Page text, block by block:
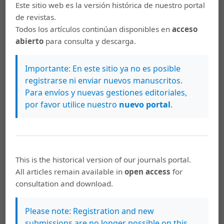
Daniel Camacho Monge,
VULNERABLES Y DERECHOS HUMANOS ,Revista
de Ciencias Sociales: Núm. 177 (2022):
Daniel Camacho Monge,TENDENCIAS EN
EDUCACIÓN: RETOS Y OPORTUNIDADES PARA LA
SOCIEDAD,Revista de Ciencias Sociales: Núm.
Daniel Camacho Monge,
EL DEBATE SOBRE LOS
MOVIMIENTOS SOCIALES AQUÍ Y AHORA
DESMANTELAMIENTO DEL ESTADO DE
Este sitio web es la versión histórica de nuestro portal
de revistas.
Todos los artículos continúan disponibles enacceso
abierto para consulta y descarga.
Importante: En este sitio ya no es posible
registrarse ni enviar nuevos manuscritos.
Para envíos y nuevas gestiones editoriales,
por favor utilice nuestro nuevo portal.
This is the historical version of our journals portal.
All articles remain available inopen access for
consultation and download.
Please note: Registration and new